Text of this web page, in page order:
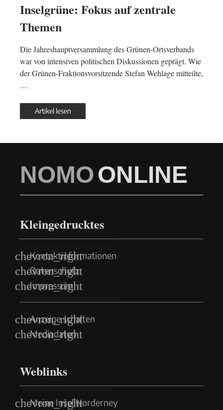
Inselgrüne: Fokus auf zentrale
Themen
Die Jahreshauptversammlung des Grünen-Ortsverbands
war von intensiven politischen Diskussionen geprägt. Wie
der Grünen-Fraktionsvorsitzende Stefan Wehlage mitteilte,
…
Artikel lesen
NOMOONLINE
Kleingedrucktes
Kontaktinformationen
Datenschutz
Impressum
Anzeige schalten
Mediadaten
Weblinks
Meine Insel Norderney